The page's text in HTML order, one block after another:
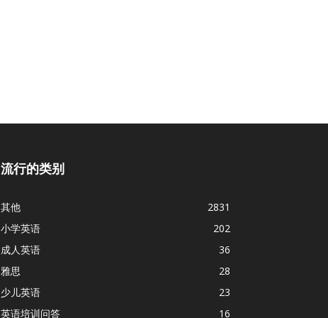
流行的类别
其他
2831
小学英语
202
成人英语
36
雅思
28
少儿英语
23
英语培训问答
16